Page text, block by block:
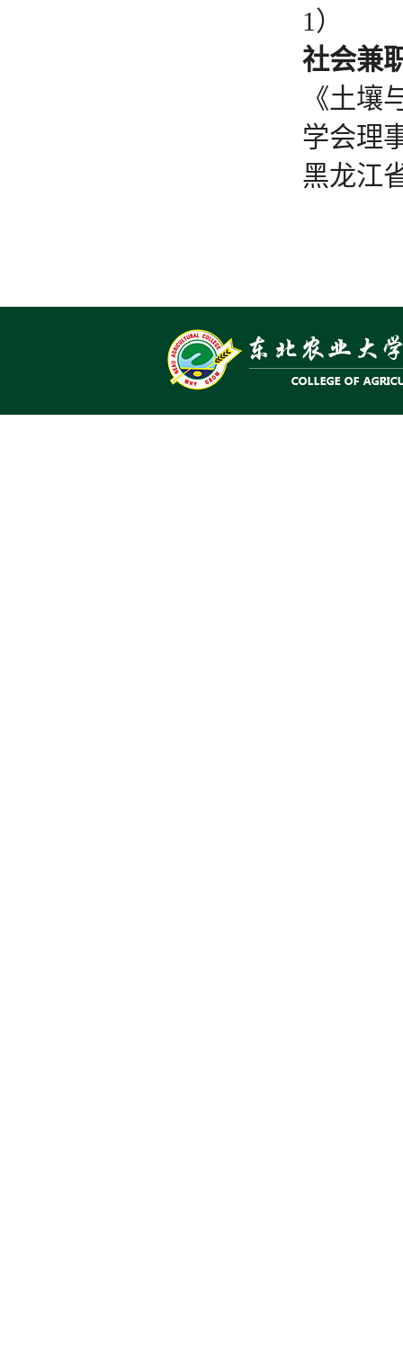
1）
社会兼
《土
学会理
黑龙江